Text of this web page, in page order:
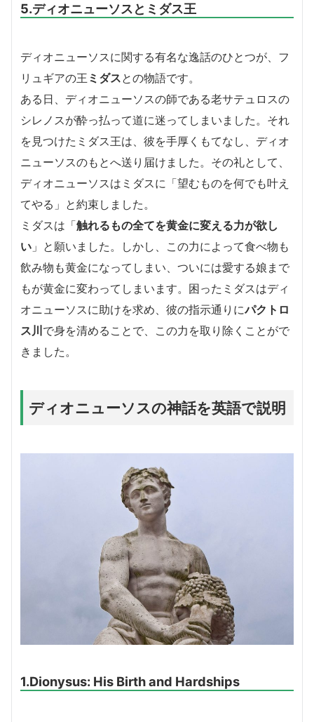
5.ディオニューソスとミダス王
ディオニューソスに関する有名な逸話のひとつが、フ
リュギアの王 ミダスとの物語です。
ある日、ディオニューソスの師である老サテュロスの
シレノスが酔っ払って道に迷ってしまいました。それ
を見つけたミダス王は、彼を手厚くもてなし、ディオ
ニューソスのもとへ送り届けました。その礼として、
ディオニューソスはミダスに「望むものを何でも叶え
てやる」と約束しました。
ミダスは「触れるもの全てを黄金に変える力が欲し
い 」と願いました。しかし、この力によって食べ物も
飲み物も黄金になってしまい、ついには愛する娘まで
もが黄金に変わってしまいます。困ったミダスはディ
オニューソスに助けを求め、彼の指示通りにパクトロ
ス川 で身を清めることで、この力を取り除くことがで
きました。
ディオニューソスの神話を英語で説明
1.Dionysus: His Birth and Hardships